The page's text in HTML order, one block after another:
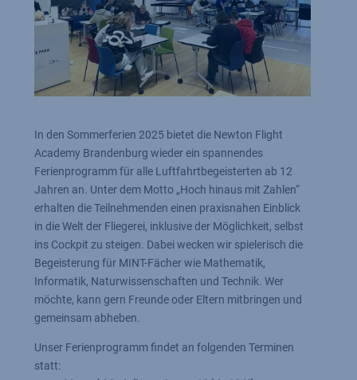
In den Sommerferien 2025 bietet die Newton Flight
Academy Brandenburg wieder ein spannendes
Ferienprogramm für alle Luftfahrtbegeisterten ab 12
Jahren an. Unter dem Motto „Hoch hinaus mit Zahlen“
erhalten die Teilnehmenden einen praxisnahen Einblick
in die Welt der Fliegerei, inklusive der Möglichkeit, selbst
ins Cockpit zu steigen. Dabei wecken wir spielerisch die
Begeisterung für MINT-Fächer wie Mathematik,
Informatik, Naturwissenschaften und Technik. Wer
möchte, kann gern Freunde oder Eltern mitbringen und
gemeinsam abheben.
Unser Ferienprogramm findet an folgenden Terminen
statt: